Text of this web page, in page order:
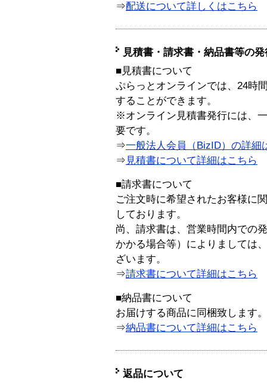
⇒配送について詳しくはこちら
見積書・請求書・納品書等の
■見積書について
ぷらっとオンラインでは、24時
することができます。
※オンライン見積書発行には、
要です。
⇒一般法人会員（BizID）の詳細
⇒ 見積書について詳細はこちら
■請求書について
ご注文時に希望されたお客様に
しております。
尚、請求書は、営業時間内での
かかる場合等）によりましては
ざいます。
⇒請求書について詳細はこちら
■納品書について
お届けする商品に同梱致します。
⇒納品書について詳細はこちら
返品について